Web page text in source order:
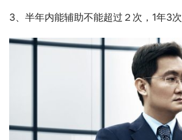
3、半年内能辅助不能超过２次，1年3次